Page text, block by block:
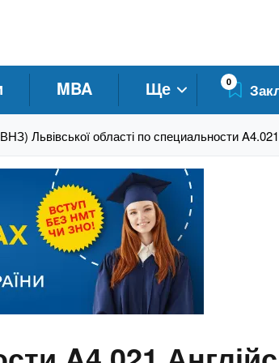
MBA Ще 0
Львівської області по специальности